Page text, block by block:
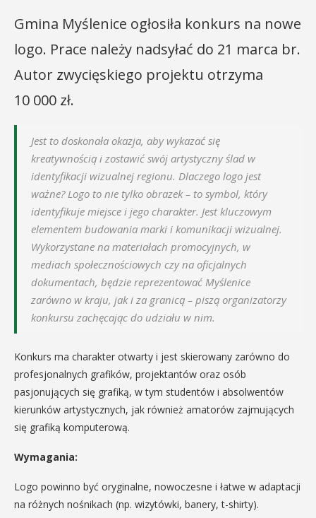
Gmina Myślenice ogłosiła konkurs na nowe
logo. Prace należy nadsyłać do 21 marca br.
Autor zwycięskiego projektu otrzyma
10 000 zł.
Jest to doskonała okazja, aby wykazać się
kreatywnością i zostawić swój artystyczny ślad w
identyfikacji wizualnej regionu. Dlaczego logo jest
ważne? Logo to nie tylko obrazek – to symbol, który
identyfikuje miejsce i jego charakter. Jest kluczowym
elementem budowania marki i komunikacji wizualnej.
Wykorzystane na materiałach promocyjnych, w
mediach społecznościowych czy na oficjalnych
dokumentach, będzie reprezentować Myślenice
zarówno w kraju, jak i za granicą – piszą organizatorzy
konkursu zachęcając do udziału w nim.
Konkurs ma charakter otwarty i jest skierowany zarówno do
profesjonalnych grafików, projektantów oraz osób
pasjonujących się grafiką, w tym studentów i absolwentów
kierunków artystycznych, jak również amatorów zajmujących
się grafiką komputerową.
Wymagania:
Logo powinno być oryginalne, nowoczesne i łatwe w adaptacji
na różnych nośnikach (np. wizytówki, banery, t-shirty).